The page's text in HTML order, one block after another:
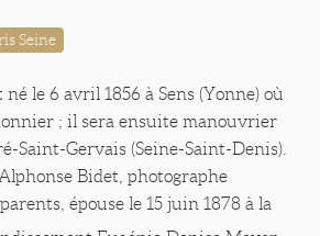
Seine
le 6 avril 1856 à Sens (Yonne) où
; il sera ensuite manouvrier
Saint-Gervais (Seine-Saint-Denis).
Bidet, photographe
épouse le 15 juin 1878 à la